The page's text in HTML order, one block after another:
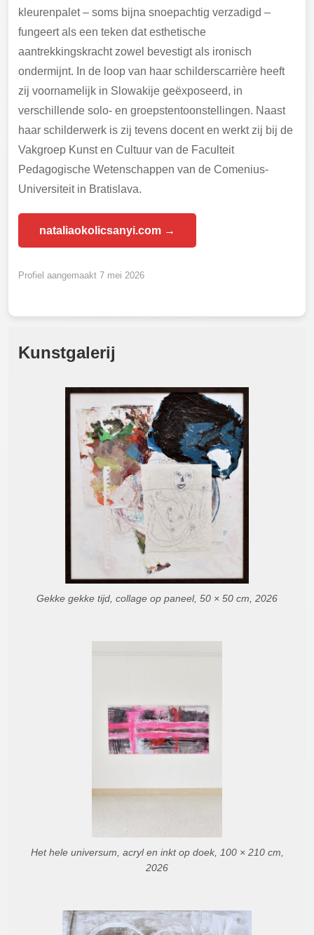
kleurenpalet – soms bijna snoepachtig verzadigd –
fungeert als een teken dat esthetische
aantrekkingskracht zowel bevestigt als ironisch
ondermijnt. In de loop van haar schilderscarrière heeft
zij voornamelijk in Slowakije geëxposeerd, in
verschillende solo- en groepstentoonstellingen. Naast
haar schilderwerk is zij tevens docent en werkt zij bij de
Vakgroep Kunst en Cultuur van de Faculteit
Pedagogische Wetenschappen van de Comenius-
Universiteit in Bratislava.
nataliaokolicsanyi.com →
Profiel aangemaakt 7 mei 2026
Kunstgalerij
Gekke gekke tijd, collage op paneel, 50 × 50 cm, 2026
Het hele universum, acryl en inkt op doek, 100 × 210 cm,
2026